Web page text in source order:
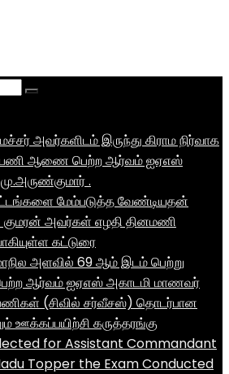
அவர்களிடம் இருந்து கிராம நிர்வாக
பணி ஆணை பெற்ற ஆர்வம் ஐஏஎஸ்
.
மேம்படுத்த வேண்டியதன்
குமரன் அவர்கள் எழதி தினமணி
கட்டுரை
அளவில் 69 ஆம் இடம் பெற்று
ஆர்வம் ஐஏஎஸ் அகாடமி மாணவர்
(சிவில் சர்வீசஸ்) தொடர்பான
ஊக்கப்பயிற்சி கருத்தரங்கு
for Assistant Commandant
Topper the Exam Conducted